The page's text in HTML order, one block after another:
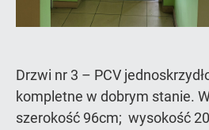
Drzwi nr 3 – PCV
kompletne w dobrym stanie.
szerokość 96cm; wysokość